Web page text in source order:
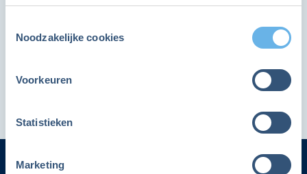
Noodzakelijke cookies
Voorkeuren
Statistieken
Marketing
FiscAlert Helpt!
Ben je lid en heb je al een account?